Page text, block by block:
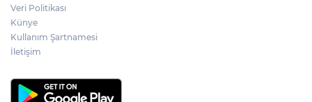
Veri Politikası
Künye
Kullanım Şartnamesi
İletişim